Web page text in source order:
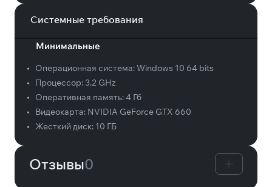
Системные требования
Минимальные
• Операционная система:Windows 10 64 bits
•
Процессор: 3.2 GHz
•
Оперативная память:4 Гб
•
Видеокарта: NVIDIA GeForce GTX 660
•
Жесткий диск: 10 ГБ
Отзывы0